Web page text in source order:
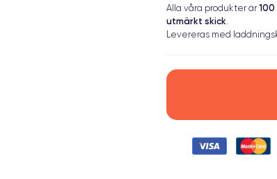
Alla våra produkter är
utmärkt skick.
Levereras med